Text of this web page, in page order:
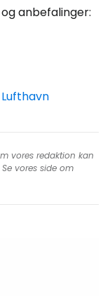
anbefalinger:
vores redaktion kan
vores side om